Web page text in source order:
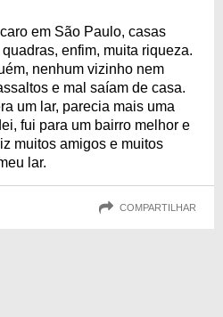
em São Paulo, casas
enfim, muita riqueza.
nenhum vizinho nem
e mal saíam de casa.
um lar, parecia mais uma
fui para um bairro melhor e
muitos amigos e muitos
lar.
COMPARTILHAR